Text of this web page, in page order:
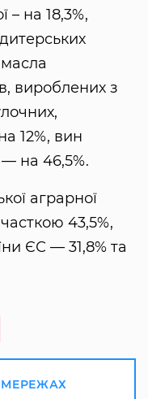
– на 18,3%,
вироблених з
12%, вин
на 46,5%.
аграрної
часткою 43,5%,
ЄС — 31,8% та